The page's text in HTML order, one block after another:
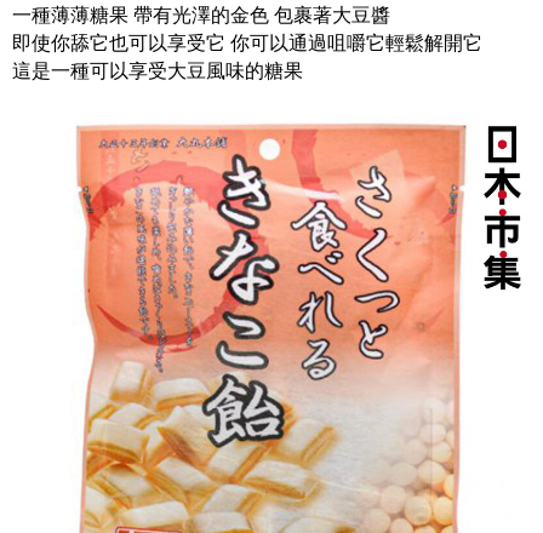
一種薄薄糖果 帶有光澤的金色 包裹著大豆醬
即使你舔它也可以享受它 你可以通過咀嚼它輕鬆解開它
這是一種可以享受大豆風味的糖果